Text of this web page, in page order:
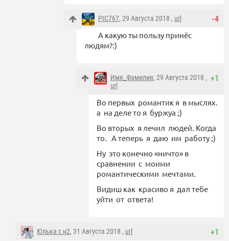
-4
PIC767, 29 Августа 2018 , url
А какую ты пользу принёс
людям?:)
+1
Имя_Фамилия, 29 Августа 2018 ,
url
Во первых романтик я в мыслях.
а на деле то я буржуа ;)
Во вторых я лечил людей. Когда
то. А теперь я даю им работу ;)
Ну это конечно «ничто» в
сравнении с моими
романтическими мечтами.
Видиш как красиво я дал тебе
уйти от ответа!
+1
Юлька с н2, 31 Августа 2018 , url